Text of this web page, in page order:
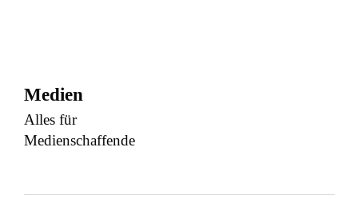
Medien
Alles für
Medienschaffende